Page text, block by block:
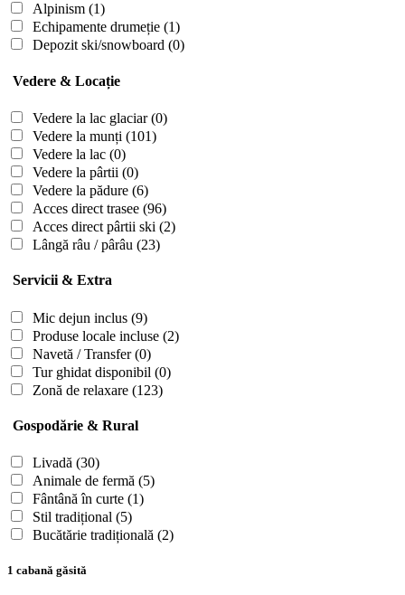
Alpinism (1)
Echipamente drumeție (1)
Depozit ski/snowboard (0)
Vedere & Locație
Vedere la lac glaciar(0)
Vedere la munți (101)
Vedere la lac (0)
Vedere la pârtii (0)
Vedere la pădure (6)
Acces direct trasee (96)
Acces direct pârtii ski (2)
Lângă râu / pârâu (23)
Servicii & Extra
Mic dejun inclus (9)
Produse locale incluse (2)
Navetă / Transfer(0)
Tur ghidat disponibil (0)
Zonă de relaxare (123)
Gospodărie & Rural
Livadă (30)
Animale de fermă (5)
Fântână în curte (1)
Stil tradițional (5)
Bucătărie tradițională (2)
1 cabană găsită